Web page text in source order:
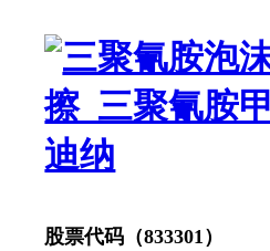
股票代码（833301）